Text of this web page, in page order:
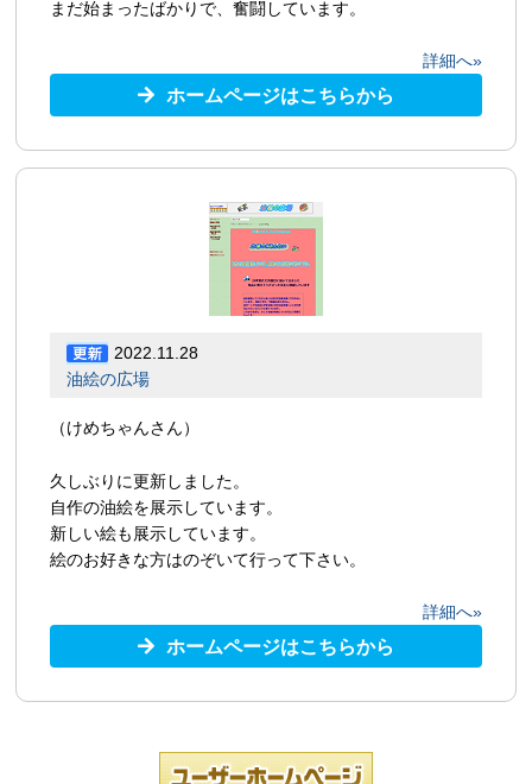
まだ始まったばかりで、奮闘しています。
詳細へ»
ホームページはこちらから
2022.11.28
油絵の広場
（けめちゃんさん）
久しぶりに更新しました。
自作の油絵を展示しています。
新しい絵も展示しています。
絵のお好きな方はのぞいて行って下さい。
詳細へ»
ホームページはこちらから